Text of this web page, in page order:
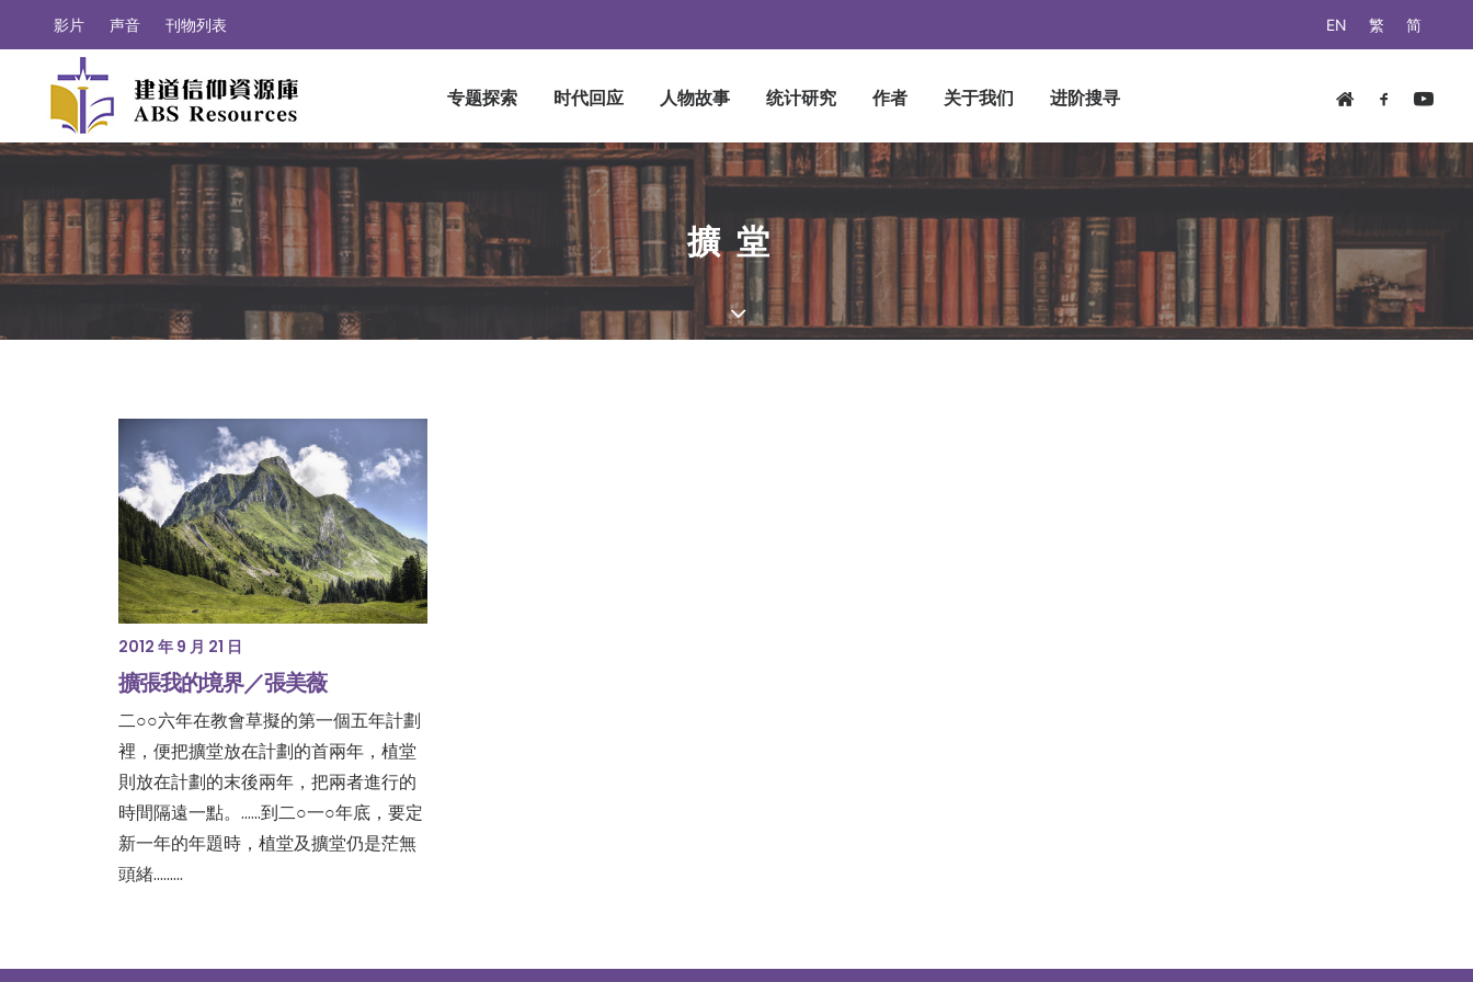
EN 繁 简
影片 声音 刊物列表
专题探索 时代回应 人物故事 统计研究 作者 关于我们 进阶搜寻
擴堂
2012 年 9 月 21 日
擴張我的境界／張美薇
二○○六年在教會草擬的第一個五年計劃
裡，便把擴堂放在計劃的首兩年，植堂
則放在計劃的末後兩年，把兩者進行的
時間隔遠一點。......到二○一○年底，要定
新一年的年題時，植堂及擴堂仍是茫無
頭緒......…